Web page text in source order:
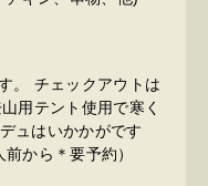
。 チェックアウトは
用テント使用で寒く
ュはいかかがです
から＊要予約）